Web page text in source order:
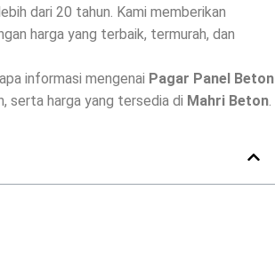
dari 20 tahun. Kami memberikan
harga yang terbaik, termurah, dan
informasi mengenai Pagar Panel Beton
serta harga yang tersedia di Mahri Beton.